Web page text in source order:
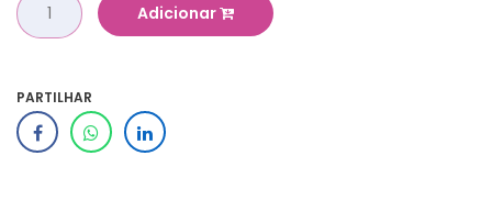
Adicionar
PARTILHAR